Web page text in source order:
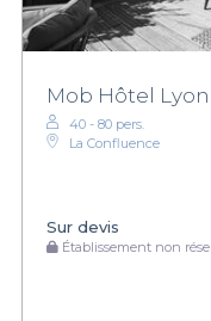
Mob Hôtel
40 - 80 pers.
La Confluence
Sur devis
Établissement non